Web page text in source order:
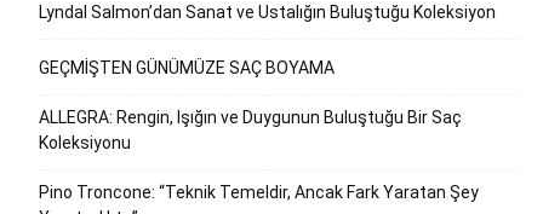
Lyndal Salmon’dan Sanat ve Ustalığın Buluştuğu Koleksiyon
GEÇMİŞTEN GÜNÜMÜZE SAÇ BOYAMA
ALLEGRA: Rengin, Işığın ve Duygunun Buluştuğu Bir Saç
Koleksiyonu
Pino Troncone: “Teknik Temeldir, Ancak Fark Yaratan Şey